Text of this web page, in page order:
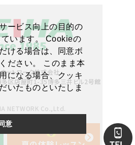
ービス向上の目的の
います。 Cookieの
ける場合は、同意ボ
ださい。 このまま本
になる場合、クッキ
いたものといたしま
意
ットワーク株式会社
区店屋町1-35博多三井ビル2号館
NETWORK Co.,Ltd.